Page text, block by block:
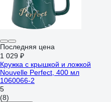
Последняя цена
1 029 ₽
Кружка с крышкой и ложкой
Nouvelle Perfect, 400 мл
1060066-2
5
(8)